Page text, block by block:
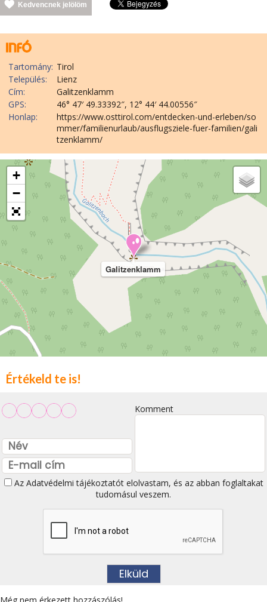
Kedvencnek jelölöm
Tartomány: Tirol
Település:
Lienz
Cím:
Galitzenklamm
GPS:
46° 47′ 49.33392″, 12° 44′ 44.00556″
Honlap:
https://www.osttirol.com/entdecken-und-erleben/so
mmer/familienurlaub/ausflugsziele-fuer-familien/gali
tzenklamm/
Galitzenklamm
+
−
Értékeld te is!
Komment
Az Adatvédelmi tájékoztatótelolvastam, és az abban foglaltakat
tudomásul veszem.